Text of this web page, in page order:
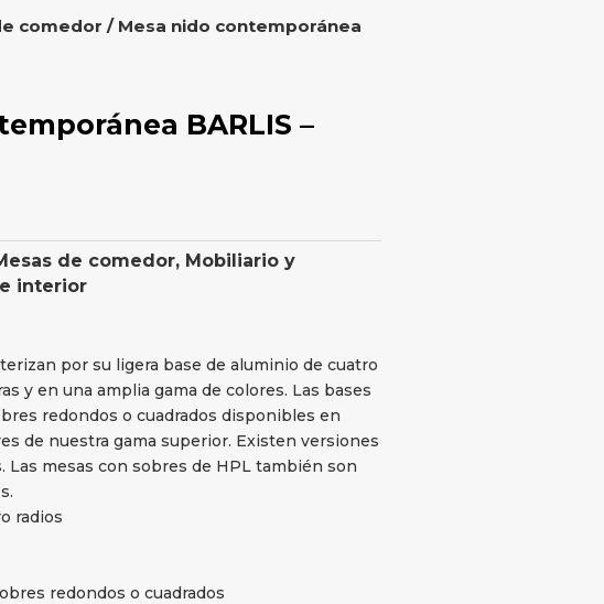
comedor / Mesa nido contemporánea
BARLIS –
de comedor, Mobiliario y
interior
por su ligera base de aluminio de cuatro
y en una amplia gama de colores. Las bases
redondos o cuadrados disponibles en
de nuestra gama superior. Existen versiones
Las mesas con sobres de HPL también son
radios
redondos o cuadrados